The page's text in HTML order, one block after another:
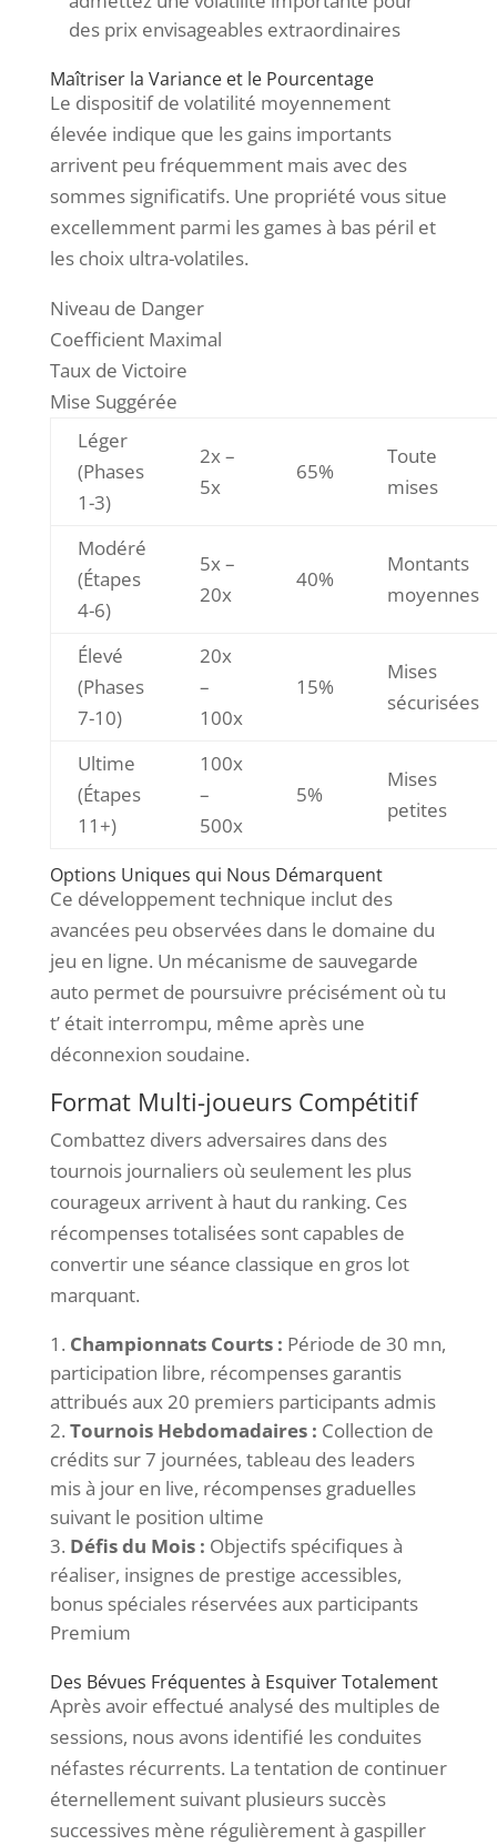
des prix envisageables extraordinaires
Maîtriser la Variance et le Pourcentage
Le dispositif de volatilité moyennement
élevée indique que les gains importants
arrivent peu fréquemment mais avec des
sommes significatifs. Une propriété vous situe
excellemment parmi les games à bas péril et
les choix ultra-volatiles.
Niveau de Danger
Coefficient Maximal
Taux de Victoire
Mise Suggérée
Léger
(Phases
1-3)
2x –
5x
65%
Toute
mises
Modéré
(Étapes
4-6)
5x –
20x
40%
Montants
moyennes
Élevé
(Phases
7-10)
20x
–
100x
15%
Mises
sécurisées
Ultime
(Étapes
11+)
100x
–
500x
5%
Mises
petites
Options Uniques qui Nous Démarquent
Ce développement technique inclut des
avancées peu observées dans le domaine du
jeu en ligne. Un mécanisme de sauvegarde
auto permet de poursuivre précisément où tu
t’ était interrompu, même après une
déconnexion soudaine.
Format Multi-joueurs Compétitif
Combattez divers adversaires dans des
tournois journaliers où seulement les plus
courageux arrivent à haut du ranking. Ces
récompenses totalisées sont capables de
convertir une séance classique en gros lot
marquant.
Championnats Courts : Période de 30 mn,
participation libre, récompenses garantis
attribués aux 20 premiers participants admis
Tournois Hebdomadaires : Collection de
crédits sur 7 journées, tableau des leaders
mis à jour en live, récompenses graduelles
suivant le position ultime
Défis du Mois : Objectifs spécifiques à
réaliser, insignes de prestige accessibles,
bonus spéciales réservées aux participants
Premium
Des Bévues Fréquentes à Esquiver Totalement
Après avoir effectué analysé des multiples de
sessions, nous avons identifié les conduites
néfastes récurrents. La tentation de continuer
éternellement suivant plusieurs succès
successives mène régulièrement à gaspiller